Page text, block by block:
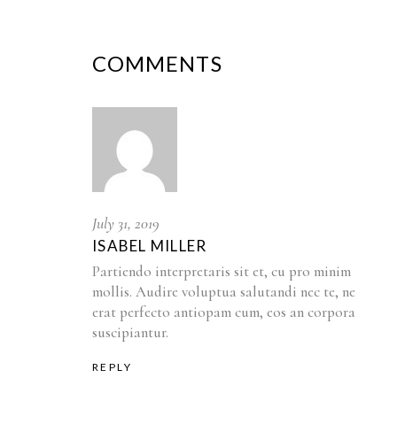
COMMENTS
July 31, 2019
ISABEL MILLER
Partiendo interpretaris sit et, cu pro minim
mollis. Audire voluptua salutandi nec te, ne
erat perfecto antiopam cum, eos an corpora
suscipiantur.
REPLY